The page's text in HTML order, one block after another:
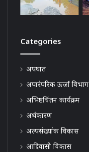
Categories
अपघात
अपारंपरिक ऊर्जा विभाग
अभिष्टचिंतन कार्यक्रम
अर्थकारण
अल्पसंख्यांक विकास
आदिवासी विकास